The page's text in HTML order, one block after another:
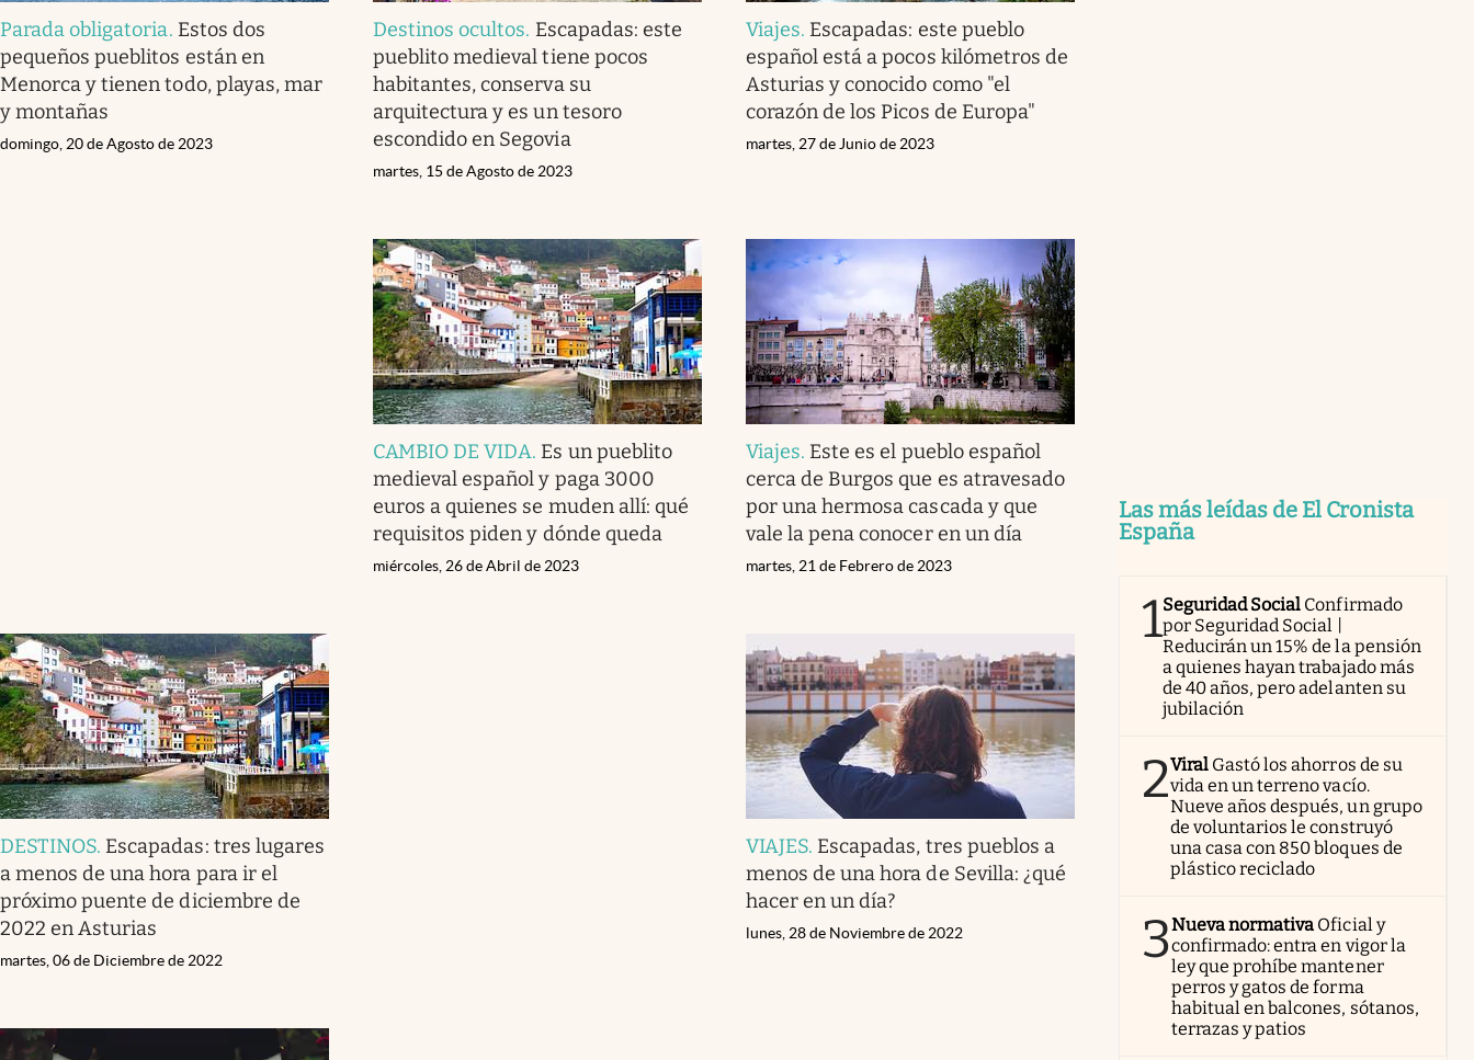
Parada obligatoria. Estos dos
pequeños pueblitos están en
Menorca y tienen todo, playas, mar
y montañas
domingo, 20 de Agosto de 2023
Destinos ocultos. Escapadas: este
pueblito medieval tiene pocos
habitantes, conserva su
arquitectura y es un tesoro
escondido en Segovia
martes, 15 de Agosto de 2023
Viajes. Escapadas: este pueblo
español está a pocos kilómetros de
Asturias y conocido como "el
corazón de los Picos de Europa"
martes, 27 de Junio de 2023
CAMBIO DE VIDA. Es un pueblito
medieval español y paga 3000
euros a quienes se muden allí: qué
requisitos piden y dónde queda
miércoles, 26 de Abril de 2023
Viajes. Este es el pueblo español
cerca de Burgos que es atravesado
por una hermosa cascada y que
vale la pena conocer en un día
martes, 21 de Febrero de 2023
DESTINOS. Escapadas: tres lugares
a menos de una hora para ir el
próximo puente de diciembre de
2022 en Asturias
martes, 06 de Diciembre de 2022
VIAJES. Escapadas, tres pueblos a
menos de una hora de Sevilla: ¿qué
hacer en un día?
lunes, 28 de Noviembre de 2022
Las más leídas de El Cronista
España
1Seguridad Social Confirmado
por Seguridad Social |
Reducirán un 15% de la pensión
a quienes hayan trabajado más
de 40 años, pero adelanten su
jubilación
2Viral Gastó los ahorros de su
vida en un terreno vacío.
Nueve años después, un grupo
de voluntarios le construyó
una casa con 850 bloques de
plástico reciclado
3Nueva normativa Oficial y
confirmado: entra en vigor la
ley que prohíbe mantener
perros y gatos de forma
habitual en balcones, sótanos,
terrazas y patios